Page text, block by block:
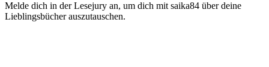
Melde dich in der Lesejury an, um dich mit saika84 über deine
Lieblingsbücher auszutauschen.